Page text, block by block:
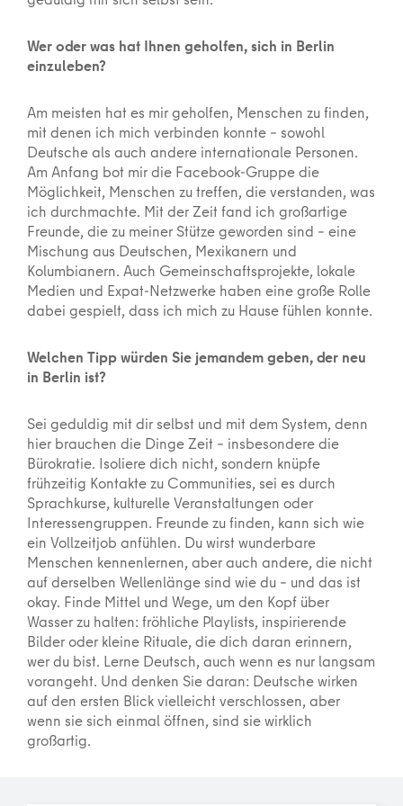
Wer oder was hat Ihnen geholfen, sich in Berlin
einzuleben?
Am meisten hat es mir geholfen, Menschen zu finden,
mit denen ich mich verbinden konnte – sowohl
Deutsche als auch andere internationale Personen.
Am Anfang bot mir die Facebook-Gruppe die
Möglichkeit, Menschen zu treffen, die verstanden, was
ich durchmachte. Mit der Zeit fand ich großartige
Freunde, die zu meiner Stütze geworden sind – eine
Mischung aus Deutschen, Mexikanern und
Kolumbianern. Auch Gemeinschaftsprojekte, lokale
Medien und Expat-Netzwerke haben eine große Rolle
dabei gespielt, dass ich mich zu Hause fühlen konnte.
Welchen Tipp würden Sie jemandem geben, der neu
in Berlin ist?
Sei geduldig mit dir selbst und mit dem System, denn
hier brauchen die Dinge Zeit – insbesondere die
Bürokratie. Isoliere dich nicht, sondern knüpfe
frühzeitig Kontakte zu Communities, sei es durch
Sprachkurse, kulturelle Veranstaltungen oder
Interessengruppen. Freunde zu finden, kann sich wie
ein Vollzeitjob anfühlen. Du wirst wunderbare
Menschen kennenlernen, aber auch andere, die nicht
auf derselben Wellenlänge sind wie du – und das ist
okay. Finde Mittel und Wege, um den Kopf über
Wasser zu halten: fröhliche Playlists, inspirierende
Bilder oder kleine Rituale, die dich daran erinnern,
wer du bist. Lerne Deutsch, auch wenn es nur langsam
vorangeht. Und denken Sie daran: Deutsche wirken
auf den ersten Blick vielleicht verschlossen, aber
wenn sie sich einmal öffnen, sind sie wirklich
großartig.